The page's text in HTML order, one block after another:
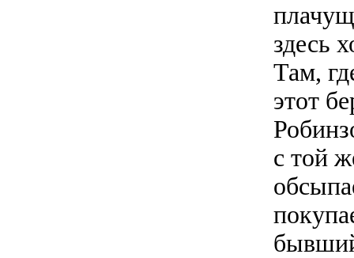
здесь
Там,
этот
с той